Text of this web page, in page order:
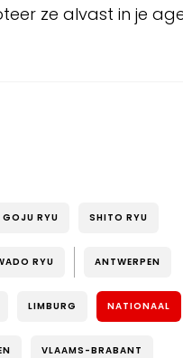
ze alvast in je
GOJU RYU SHITO RYU
RYU ANTWERPEN
LIMBURG NATIONAAL
VLAAMS-BRABANT